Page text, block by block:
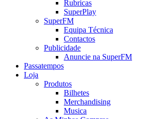
Rubricas
SuperPlay
SuperFM
Equipa Técnica
Contactos
Publicidade
Anuncie na SuperFM
Passatempos
Loja
Produtos
Bilhetes
Merchandising
Musica